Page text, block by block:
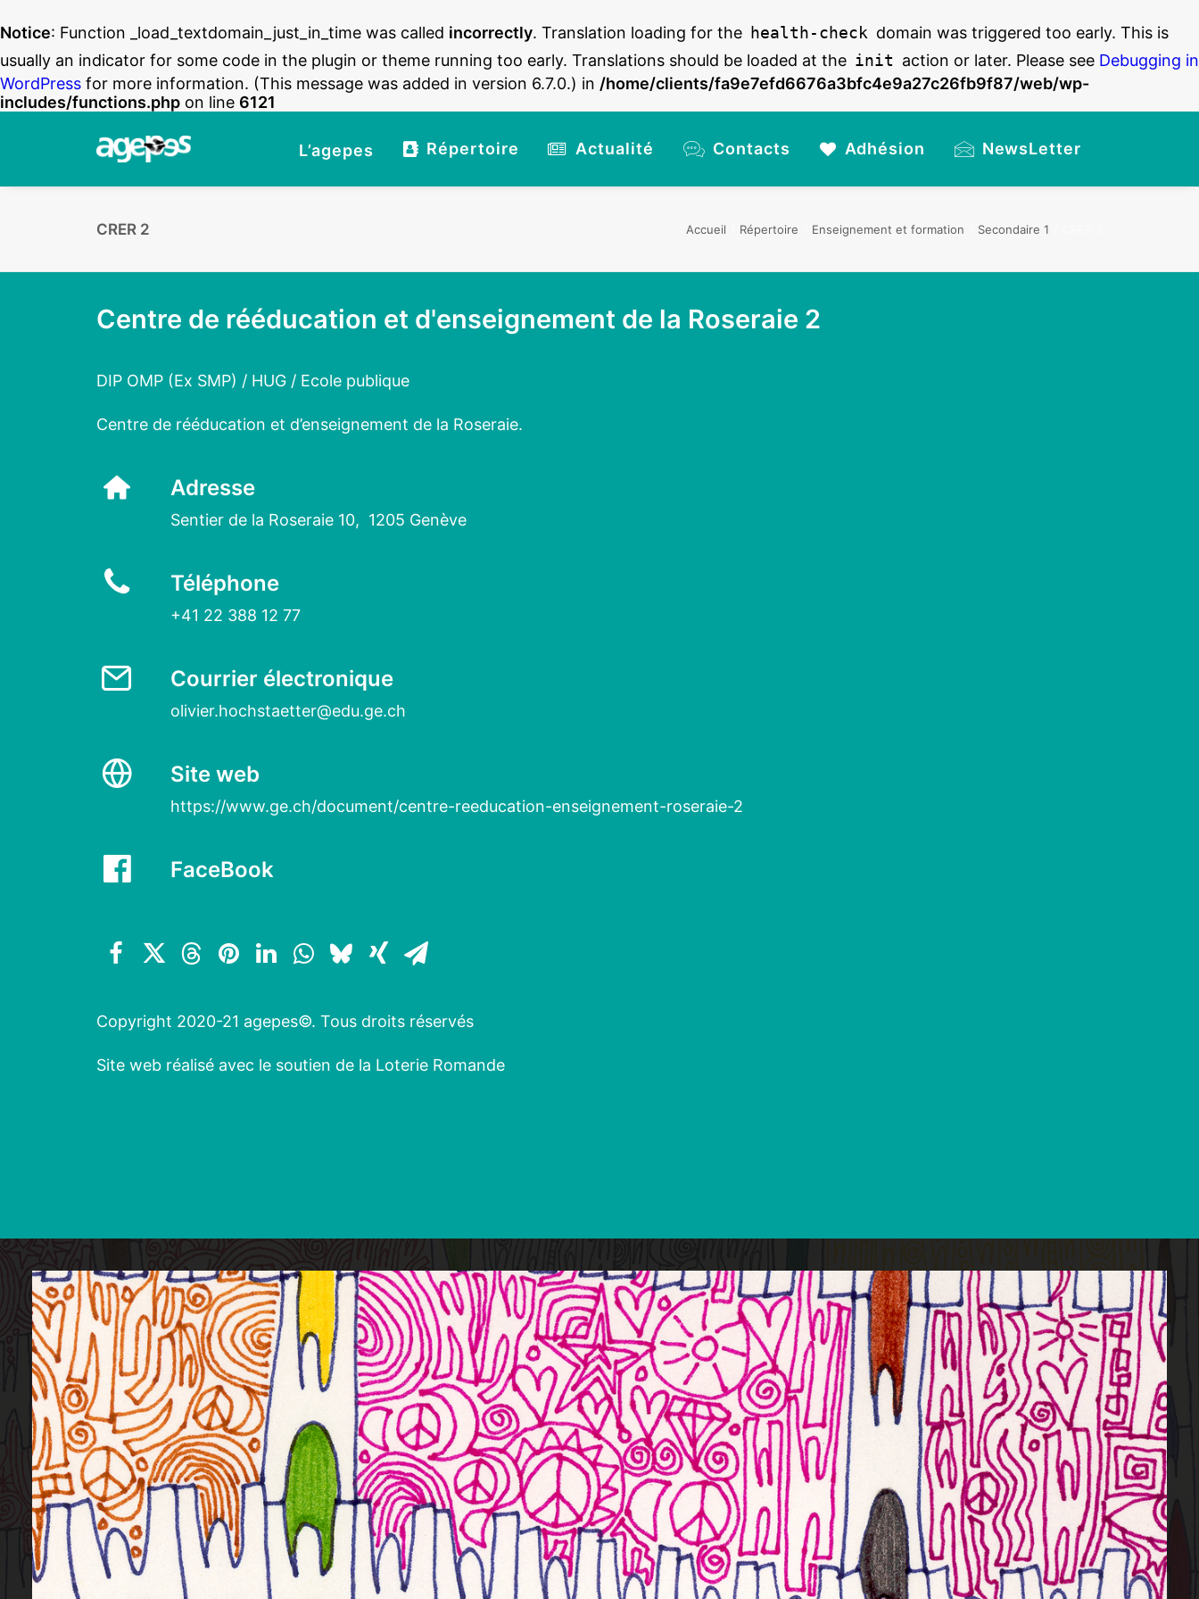
Notice: Function _load_textdomain_just_in_time was called incorrectly. Translation loading for the health-check domain was triggered too early. This is
usually an indicator for some code in the plugin or theme running too early. Translations should be loaded at the init action or later. Please see Debugging in
WordPress for more information. (This message was added in version 6.7.0.) in /home/clients/fa9e7efd6676a3bfc4e9a27c26fb9f87/web/wp-
includes/functions.php on line 6121
L’agepes Répertoire Actualité Contacts Adhésion NewsLetter
CRER 2 Accueil Répertoire Enseignement et formation Secondaire 1
Centre de rééducation et d'enseignement de la Roseraie 2
DIP OMP (Ex SMP) / HUG / Ecole publique
Centre de rééducation et d’enseignement de la Roseraie.
Adresse
Sentier de la Roseraie 10, 1205 Genève
Téléphone
+41 22 388 12 77
Courrier électronique
olivier.hochstaetter@edu.ge.ch
Site web
https://www.ge.ch/document/centre-reeducation-enseignement-roseraie-2
FaceBook
Copyright 2020-21 agepes©. Tous droits réservés
Site web réalisé avec le soutien de la Loterie Romande